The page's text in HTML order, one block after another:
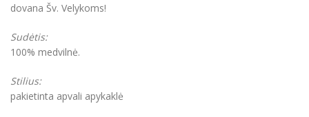
dovana Šv. Velykoms!
Sudėtis:
100% medvilnė.
Stilius:
pakietinta apvali apykaklė